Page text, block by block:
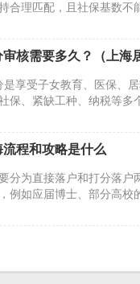
合理匹配，且社保基数不
核需要多久？（上海
是享受子女教育、医保、
保、紧缺工种、纳税等多
程和攻略是什么
分为直接落户和打分落户
例如应届博士、部分高校
接落户的政策在2026年